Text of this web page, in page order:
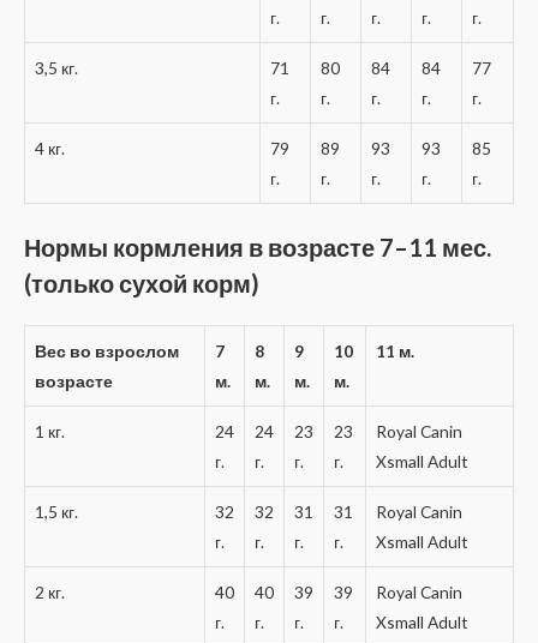
г.
г.
г.
г.
г.
3,5 кг.
71
г.
80
г.
84
г.
84
г.
77
г.
4 кг.
79
г.
89
г.
93
г.
93
г.
85
г.
Нормы кормления в возрасте 7–11 мес.
(только сухой корм)
Вес во взрослом
возрасте
7
м.
8
м.
9
м.
10
м.
11 м.
1 кг.
24
г.
24
г.
23
г.
23
г.
Royal Canin
Xsmall Adult
1,5 кг.
32
г.
32
г.
31
г.
31
г.
Royal Canin
Xsmall Adult
2 кг.
40
г.
40
г.
39
г.
39
г.
Royal Canin
Xsmall Adult